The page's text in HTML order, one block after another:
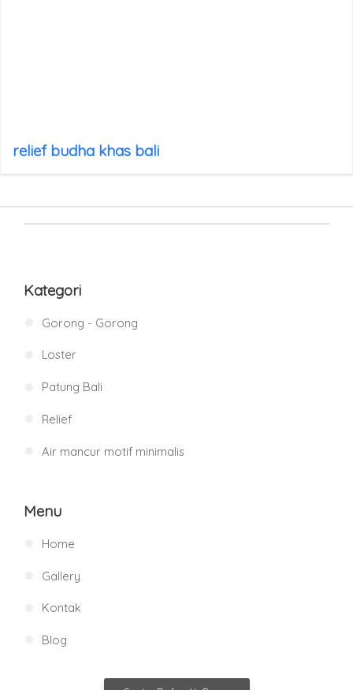
relief budha khas bali
Kategori
Gorong - Gorong
Loster
Patung Bali
Relief
Air mancur motif minimalis
Menu
Home
Gallery
Kontak
Blog